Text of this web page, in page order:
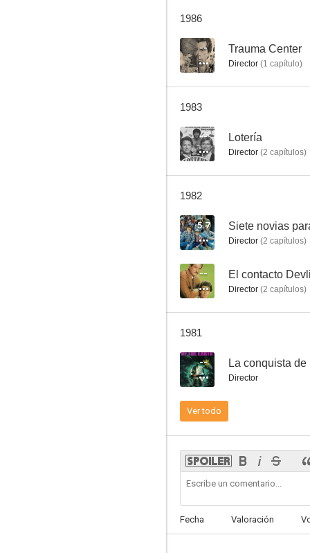
7.7
6.7
5.0
1986
-- Trauma Center
Director (1 capítulo)
1983
-- Lotería
Director (2 capítulos)
1982
5.7 Siete novias
Director (2 capítulos)
-- El contacto
Director (2 capítulos)
1981
-- La conquista de
Director
Ver todo
Fecha Valoración